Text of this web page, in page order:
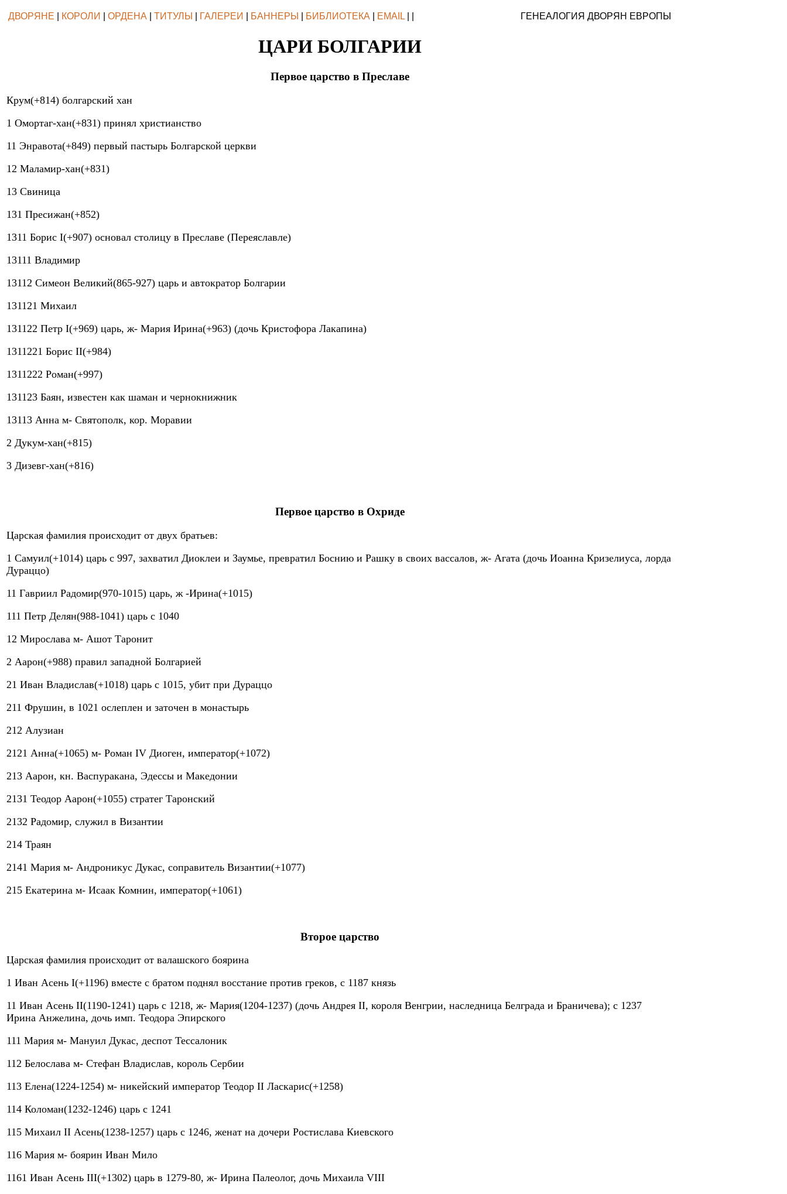
ДВОРЯНЕ КОРОЛИ ОРДЕНА ТИТУЛЫ ГАЛЕРЕИ БАННЕРЫ БИБЛИОТЕКА EMAIL ГЕНЕАЛОГИЯ ДВОРЯН ЕВРОПЫ
ЦАРИ БОЛГАРИИ
Первое царство в Преславе
Крум(+814) болгарский хан
1 Омортаг-хан(+831) принял христианство
11 Энравота(+849) первый пастырь Болгарской церкви
12 Маламир-хан(+831)
13 Свиница
131 Пресижан(+852)
1311 Борис I(+907) основал столицу в Преславе (Переяславле)
13111 Владимир
13112 Симеон Великий(865-927) царь и автократор Болгарии
131121 Михаил
131122 Петр I(+969) царь, ж- Мария Ирина(+963) (дочь Кристофора Лакапина)
1311221 Борис II(+984)
1311222 Роман(+997)
131123 Баян, известен как шаман и чернокнижник
13113 Анна м- Святополк, кор. Моравии
2 Дукум-хан(+815)
3 Дизевг-хан(+816)
Первое царство в Охриде
Царская фамилия происходит от двух братьев:
1 Самуил(+1014) царь с 997, захватил Диоклеи и Заумье, превратил Боснию и Рашку в своих вассалов, ж- Агата (дочь Иоанна Кризелиуса, лорда
Дураццо)
11 Гавриил Радомир(970-1015) царь, ж -Ирина(+1015)
111 Петр Делян(988-1041) царь с 1040
12 Мирослава м- Ашот Таронит
2 Аарон(+988) правил западной Болгарией
21 Иван Владислав(+1018) царь с 1015, убит при Дураццо
211 Фрушин, в 1021 ослеплен и заточен в монастырь
212 Алузиан
2121 Анна(+1065) м- Роман IV Диоген, император(+1072)
213 Аарон, кн. Васпуракана, Эдессы и Македонии
2131 Теодор Аарон(+1055) стратег Таронский
2132 Радомир, служил в Византии
214 Траян
2141 Мария м- Андроникус Дукас, соправитель Византии(+1077)
215 Екатерина м- Исаак Комнин, император(+1061)
Второе царство
Царская фамилия происходит от валашского боярина
1 Иван Асень I(+1196) вместе с братом поднял восстание против греков, с 1187 князь
11 Иван Асень II(1190-1241) царь с 1218, ж- Мария(1204-1237) (дочь Андрея II, короля Венгрии, наследница Белграда и Браничева); с 1237
Ирина Анжелина, дочь имп. Теодора Эпирского
111 Мария м- Мануил Дукас, деспот Тессалоник
112 Белослава м- Стефан Владислав, король Сербии
113 Елена(1224-1254) м- никейский император Теодор II Ласкарис(+1258)
114 Коломан(1232-1246) царь с 1241
115 Михаил II Асень(1238-1257) царь с 1246, женат на дочери Ростислава Киевского
116 Мария м- боярин Иван Мило
1161 Иван Асень III(+1302) царь в 1279-80, ж- Ирина Палеолог, дочь Михаила VIII